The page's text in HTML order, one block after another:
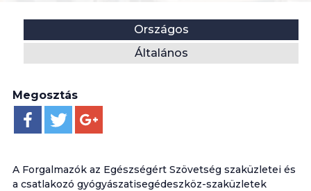
efiportal.hu
Hír
Ügyeletes gyógyászatisegédeszköz-szaküzletek a
Országos
Általános
Megosztás
A Forgalmazók az Egészségért Szövetség szaküzletei és
a csatlakozó gyógyászatisegédeszköz-szaküzletek